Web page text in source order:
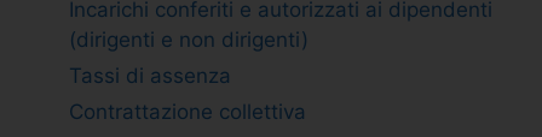
Incarichi conferiti e autorizzati ai dipendenti
(dirigenti e non dirigenti)
Tassi di assenza
Contrattazione collettiva